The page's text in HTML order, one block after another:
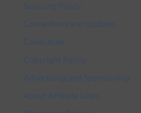
Sourcing Policy
Corrections and Updates
Contribute
Copyright Policy
Advertising and Sponsorship
About Affiliate Links